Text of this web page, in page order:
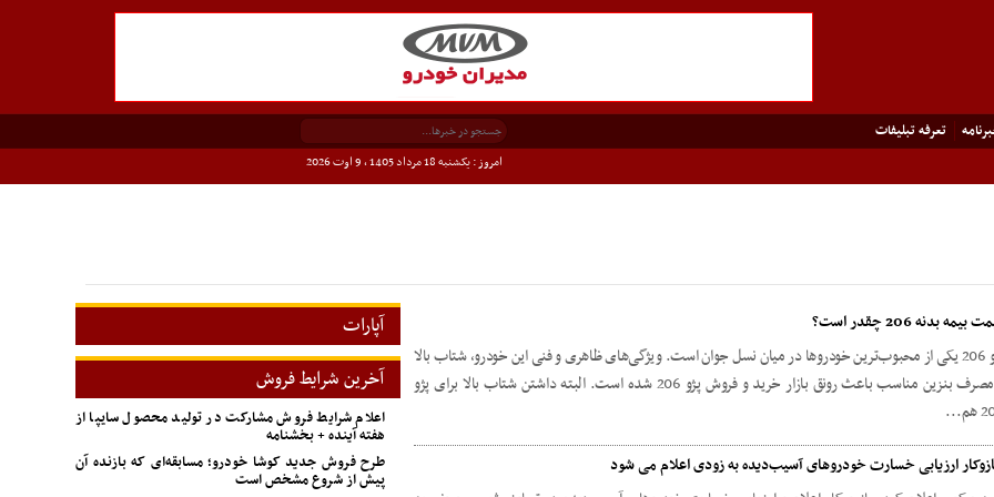
تعرفه تبلیفات
امروز : یکشنبه 18 مرداد 1405 ، 9 اوت 2026
بیمه بدنه 206 چقدر است؟
پژو 206 یکی از محبوب‌ترین خودروها در میان نسل جوان است. ویژگی‌های ظاهری و فنی این خودرو، شتاب بالا
و مصرف بنزین مناسب باعث رونق بازار خرید و فروش پژو 206 شده است. البته داشتن شتاب بالا برای پژو
ارزیابی خسارت خودروهای آسیب‌دیده به زودی اعلام می شود
آپارات
آخرین شرایط فروش
اعلام شرایط فروش مشارکت در تولید محصول سایپا از
هفته آینده + بخشنامه
طرح فروش جدید کوشا خودرو؛ مسابقه‌ای که بازنده آن
پیش از شروع مشخص است